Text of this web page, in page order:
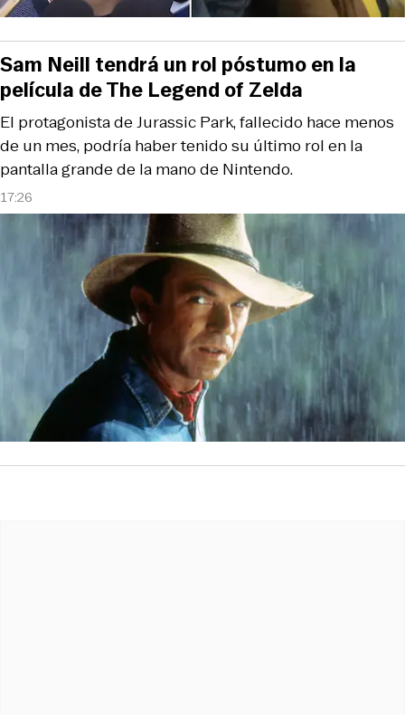
17:26
El protagonista de Jurassic Park, fallecido hace menos
de un mes, podría haber tenido su último rol en la
pantalla grande de la mano de Nintendo.
Sam Neill tendrá un rol póstumo en la
película de The Legend of Zelda